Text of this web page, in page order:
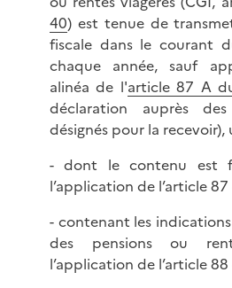
40) est tenue de
fiscale dans le courant
chaque année, sauf
alinéa de l'article 87 A
déclaration auprès
désignés pour la
- dont le contenu est
l’application de l’article
- contenant les
des pensions ou
l’application de l’article